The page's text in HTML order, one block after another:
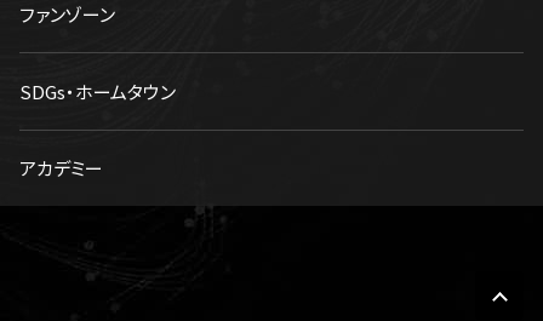
ファンゾーン
SDGs・ホームタウン
アカデミー